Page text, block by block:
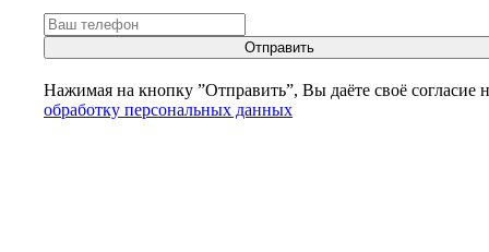
Отправить
Нажимая на кнопку ”Отправить”, Вы даёте своё согласие
обработку персональных данных